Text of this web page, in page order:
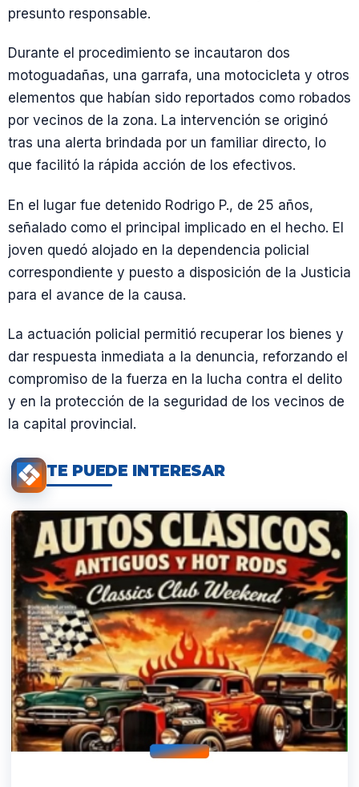
presunto responsable.
Durante el procedimiento se incautaron dos
motoguadañas, una garrafa, una motocicleta y otros
elementos que habían sido reportados como robados
por vecinos de la zona. La intervención se originó
tras una alerta brindada por un familiar directo, lo
que facilitó la rápida acción de los efectivos.
En el lugar fue detenido Rodrigo P., de 25 años,
señalado como el principal implicado en el hecho. El
joven quedó alojado en la dependencia policial
correspondiente y puesto a disposición de la Justicia
para el avance de la causa.
La actuación policial permitió recuperar los bienes y
dar respuesta inmediata a la denuncia, reforzando el
compromiso de la fuerza en la lucha contra el delito
y en la protección de la seguridad de los vecinos de
la capital provincial.
TE PUEDE INTERESAR